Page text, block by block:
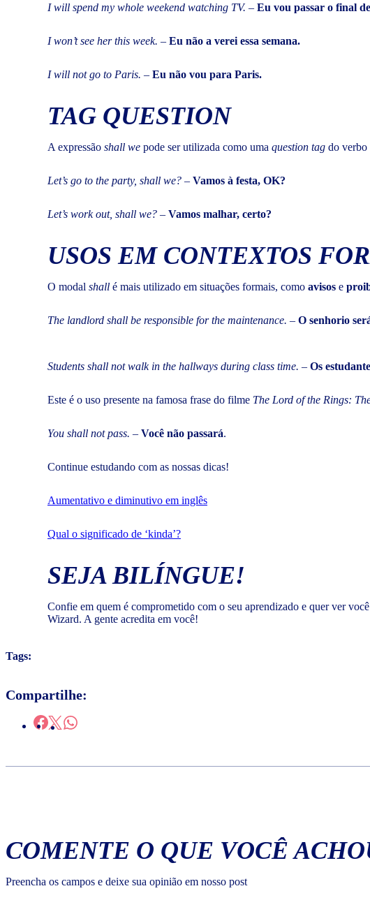
I will spend my whole weekend watching TV. – Eu vou passar o final
I won’t see her this week. – Eu não a verei essa semana.
I will not go to Paris. – Eu não vou para Paris.
TAG QUESTION
A expressão shall we pode ser utilizada como uma question tag do verbo
Let’s go to the party, shall we? – Vamos à festa, OK?
Let’s work out, shall we? – Vamos malhar, certo?
USOS EM CONTEXTOS
O modal shall é mais utilizado em situações formais, como avisos e
The landlord shall be responsible for the maintenance. – O senhorio
Students shall not walk in the hallways during class time. – Os
Este é o uso presente na famosa frase do filme The Lord of the Rings:
You shall not pass. – Você não passará.
Continue estudando com as nossas dicas!
Aumentativo e diminutivo em inglês
Qual o significado de ‘kinda’?
SEJA BILÍNGUE!
Confie em quem é comprometido com o seu aprendizado e quer ver
Wizard. A gente acredita em você!
Tags:
Compartilhe:
COMENTE O QUE VOCÊ
Preencha os campos e deixe sua opinião em nosso post